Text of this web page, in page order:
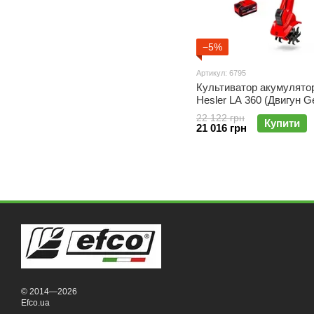
−5%
Артикул: 6795
Культиватор
Hesler LA 360 (Двигун
Motors) Germany,
місяці!
22 122 грн
21 016 грн Купити
© 2014—2026
Efco.ua